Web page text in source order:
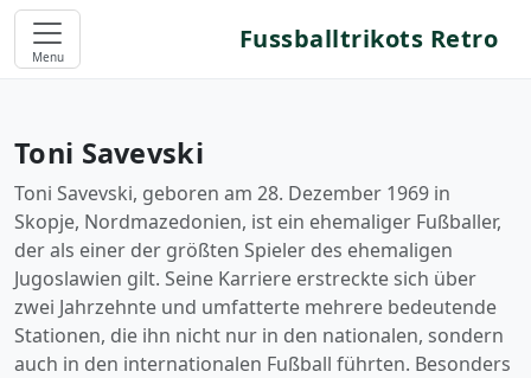
Menu
Fussballtrikots Retro
Toni Savevski
Toni Savevski, geboren am 28. Dezember 1969 in
Skopje, Nordmazedonien, ist ein ehemaliger Fußballer,
der als einer der größten Spieler des ehemaligen
Jugoslawien gilt. Seine Karriere erstreckte sich über
zwei Jahrzehnte und umfatterte mehrere bedeutende
Stationen, die ihn nicht nur in den nationalen, sondern
auch in den internationalen Fußball führten. Besonders